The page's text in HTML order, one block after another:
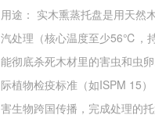
用途： 实木熏蒸托盘是用天然
汽处理（核心温度至少56℃，
能彻底杀死木材里的害虫和虫
际植物检疫标准（如ISPM 15
害生物跨国传播，完成处理的